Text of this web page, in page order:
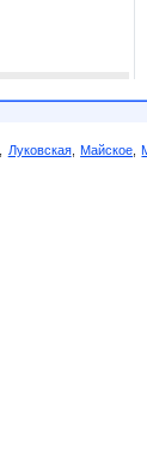
Луковская,Майское ,